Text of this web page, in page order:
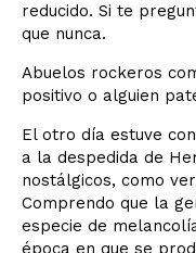
reducido. Si te
que nunca.
Abuelos rockeros
positivo o alguien
El otro día estuve
a la despedida de
nostálgicos, como
Comprendo que la
especie de
época en que se